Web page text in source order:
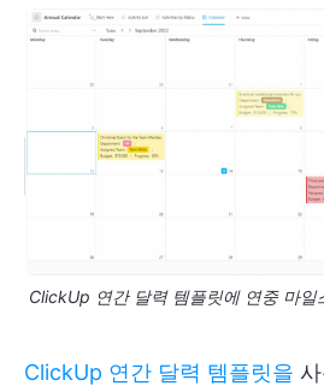
ClickUp 연간 달력 템플릿에 연중 마일
ClickUp 연간 달력 템플릿을